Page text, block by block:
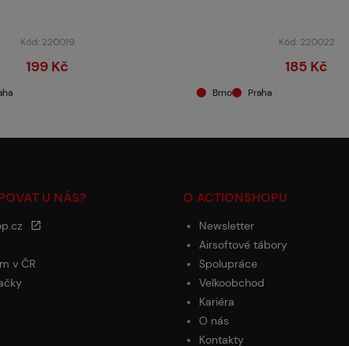
Kód: 220019
199 Kč
Kód: 220022
185 Kč
Brno Praha
U NÁS?
v ČR
O ACTIONSHOPU
Newsletter
Airsoftové tábory
Spolupráce
Velkoobchod
Kariéra
O nás
Kontakty